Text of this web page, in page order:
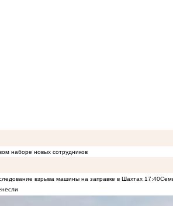
наборе новых сотрудников
взрыва машины на заправке в Шахтах 17:40